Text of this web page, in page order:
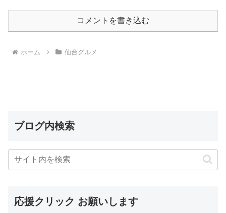
料理メニューから探せるグルメサイト
新川崎・鹿島田エリアのコミュニティ